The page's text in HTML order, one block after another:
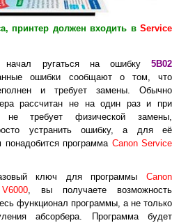
принтер должен входить в Service
начал ругаться на ошибку 5B02
ошибки сообщают о том, что
и требует замены. Обычно
рассчитан не на один раз и при
требует физической замены,
устранить ошибку, а для её
понадобится программа Canon Service
ключ для программы Canon
, вы получаете возможность
функционал программы, а не только
абсорбера. Программа будет